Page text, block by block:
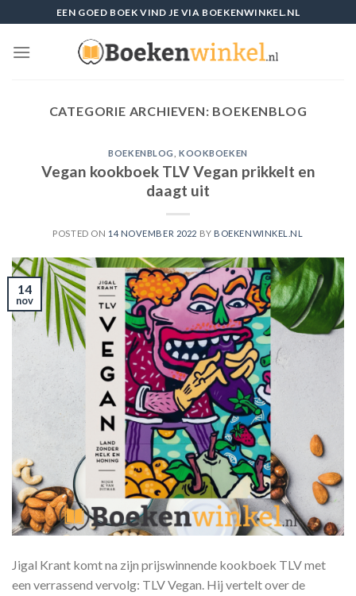
to
content
EEN GOED BOEK VIND JE VIA BOEKENWINKEL.NL
CATEGORIE ARCHIEVEN: BOEKENBLOG
BOEKENBLOG ,KOOKBOEKEN
Vegan kookboek TLV Vegan prikkelt en
daagt uit
POSTED ON 14 NOVEMBER 2022 BY BOEKENWINKEL.NL
14
nov
Jigal Krant komt na zijn prijswinnende kookboek TLV met
een verrassend vervolg: TLV Vegan. Hij vertelt over de